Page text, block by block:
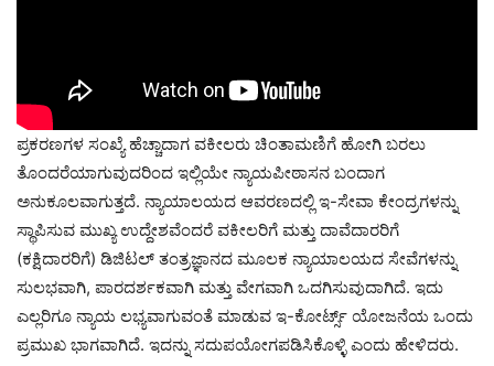
ಪ್ರಕರಣಗಳ ಸಂಖ್ಯೆ ಹೆಚ್ಚಾದಾಗ ವಕೀಲರು ಚಿಂತಾಮಣಿಗೆ ಹೋಗಿ ಬರಲು
ತೊಂದರೆಯಾಗುವುದರಿಂದ ಇಲ್ಲಿಯೇ ನ್ಯಾಯಪೀಠಾಸನ ಬಂದಾಗ
ಅನುಕೂಲವಾಗುತ್ತದೆ. ನ್ಯಾಯಾಲಯದ ಆವರಣದಲ್ಲಿ ಇ-ಸೇವಾ ಕೇಂದ್ರಗಳನ್ನು
ಸ್ಥಾಪಿಸುವ ಮುಖ್ಯ ಉದ್ದೇಶವೆಂದರೆ ವಕೀಲರಿಗೆ ಮತ್ತು ದಾವೆದಾರರಿಗೆ
(ಕಕ್ಷಿದಾರರಿಗೆ) ಡಿಜಿಟಲ್ ತಂತ್ರಜ್ಞಾನದ ಮೂಲಕ ನ್ಯಾಯಾಲಯದ ಸೇವೆಗಳನ್ನು
ಸುಲಭವಾಗಿ, ಪಾರದರ್ಶಕವಾಗಿ ಮತ್ತು ವೇಗವಾಗಿ ಒದಗಿಸುವುದಾಗಿದೆ. ಇದು
ಎಲ್ಲರಿಗೂ ನ್ಯಾಯ ಲಭ್ಯವಾಗುವಂತೆ ಮಾಡುವ ಇ-ಕೋರ್ಟ್ಸ್ ಯೋಜನೆಯ ಒಂದು
ಪ್ರಮುಖ ಭಾಗವಾಗಿದೆ. ಇದನ್ನು ಸದುಪಯೋಗಪಡಿಸಿಕೊಳ್ಳಿ ಎಂದು ಹೇಳಿದರು.